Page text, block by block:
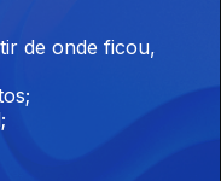
de onde ficou,